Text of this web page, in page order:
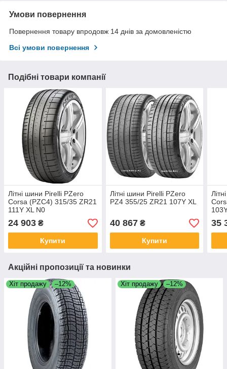
Умови повернення
Повернення товару впродовж 14 днів за домовленістю
Всі умови повернення
Подібні товари компанії
Літні шини Pirelli PZero
Corsa (PZC4) 315/35 ZR21
111Y XL N0
24 903 ₴
Купити
Літні шини Pirelli PZero
PZ4 355/25 ZR21 107Y XL
40 867₴
Купити
35
Акційні пропозиції та новинки
Хіт продажу –12% Хіт продажу –12%